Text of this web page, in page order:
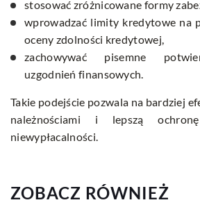
stosować zróżnicowane formy
wprowadzać limity kredytowe na
oceny zdolności kredytowej,
zachowywać pisemne
uzgodnień finansowych.
Takie podejście pozwala na bardziej
należnościami i lepszą
niewypłacalności.
ZOBACZ RÓWNIEŻ